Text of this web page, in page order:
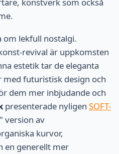
om lekfull nostalgi.
revival är uppkomsten
estetik tar de eleganta
futuristisk design och
dem mer inbjudande och
presenterade nyligen SOFT-
version av
kurvor,
en generellt mer